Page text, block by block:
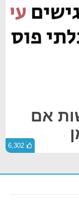
אם
6,302